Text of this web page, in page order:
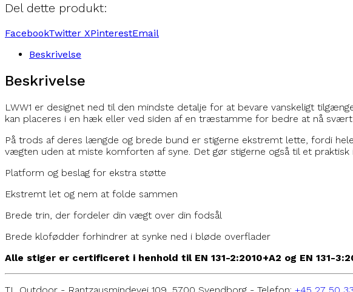
Del dette produkt:
FacebookTwitter XPinterestEmail
Beskrivelse
Beskrivelse
LWW1 er designet ned til den mindste detalje for at bevare vanskeligt
kan placeres i en hæk eller ved siden af ​​en træstamme for bedre at nå
På trods af deres længde og brede bund er stigerne ekstremt lette, fordi
vægten uden at miste komforten af ​​syne. Det gør stigerne også til et praktisk
Platform og beslag for ekstra støtte
Ekstremt let og nem at folde sammen
Brede trin, der fordeler din vægt over din fodsål
Brede klofødder forhindrer at synke ned i bløde overflader
Alle stiger er certificeret i henhold til EN 131-2:2010+A2 og EN 131-